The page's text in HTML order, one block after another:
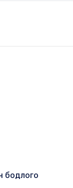
бодлого